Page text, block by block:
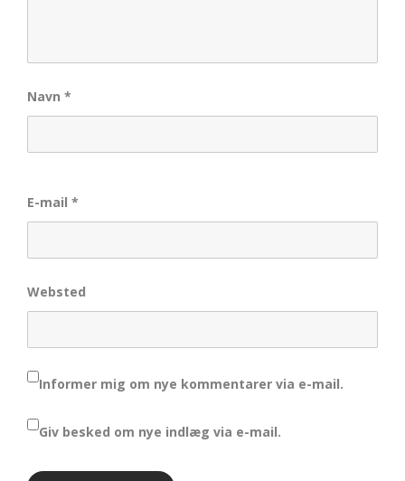
Navn *
E-mail *
Websted
Informer mig om nye kommentarer via e-mail.
Giv besked om nye indlæg via e-mail.